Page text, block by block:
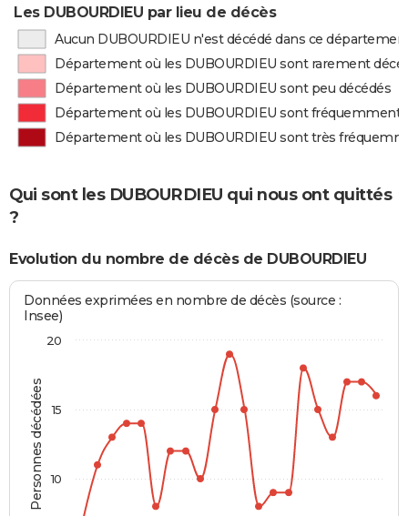
Les DUBOURDIEU par lieu de décès
Aucun DUBOURDIEU n'est décédé dans ce
Département où les DUBOURDIEU sont rarement
Département où les DUBOURDIEU sont peu décédés
Département où les DUBOURDIEU sont fréquemment
Département où les DUBOURDIEU sont très
Qui sont les DUBOURDIEU qui nous ont quittés
?
Evolution du nombre de décès de DUBOURDIEU
Personnes décédées
Données exprimées en nombre de décès (source :
Insee)
10
15
20